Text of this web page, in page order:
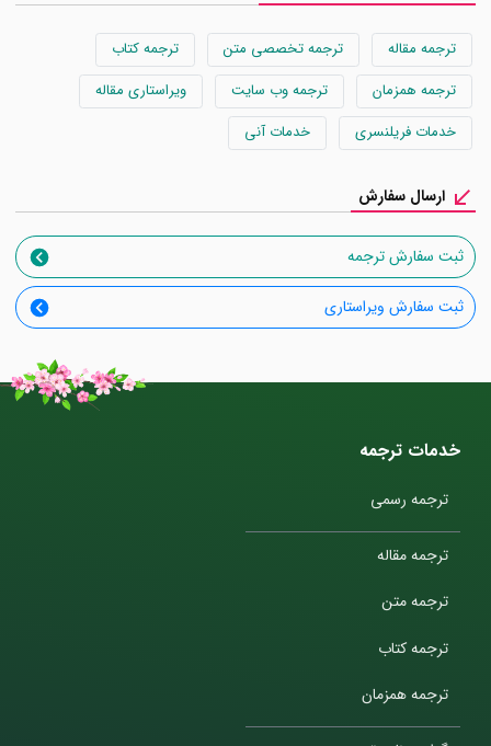
ترجمه مقاله ترجمه تخصصی متن
ترجمه کتاب
ترجمه همزمان
ترجمه وب سایت
ویراستاری مقاله
خدمات فریلنسری
خدمات آنی
ارسال سفارش
ثبت سفارش ترجمه
ثبت سفارش ویراستاری
خدمات ترجمه
ترجمه رسمی
ترجمه مقاله
ترجمه متن
ترجمه کتاب
ترجمه همزمان